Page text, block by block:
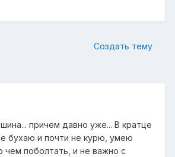
Создать тему
причем давно уже... В кратце
бухаю и почти не курю, умею
чем поболтать, и не важно с